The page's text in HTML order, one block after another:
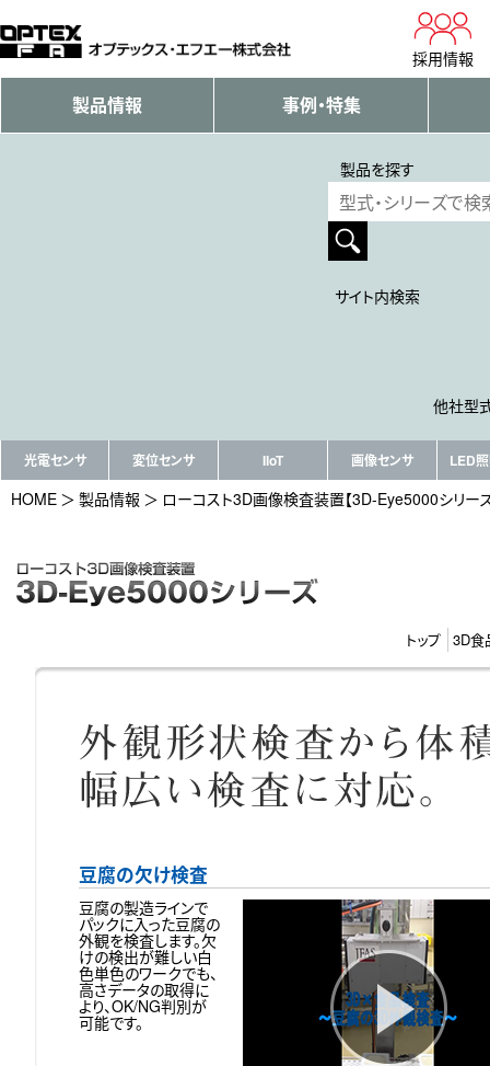
採用情報
製品情報 事例・特集
製品を探す
サイト内検索
他社型
光電センサ 変位センサ IIoT 画像センサ LED照
HOME 製品情報 ローコスト3D画像検査装置【3D-Eye5000シリー
トップ 3D食
豆腐の欠け検査
豆腐の製造ラインで
パックに入った豆腐の
外観を検査します。欠
けの検出が難しい白
色単色のワークでも、
高さデータの取得に
より、OK/NG判別が
可能です。